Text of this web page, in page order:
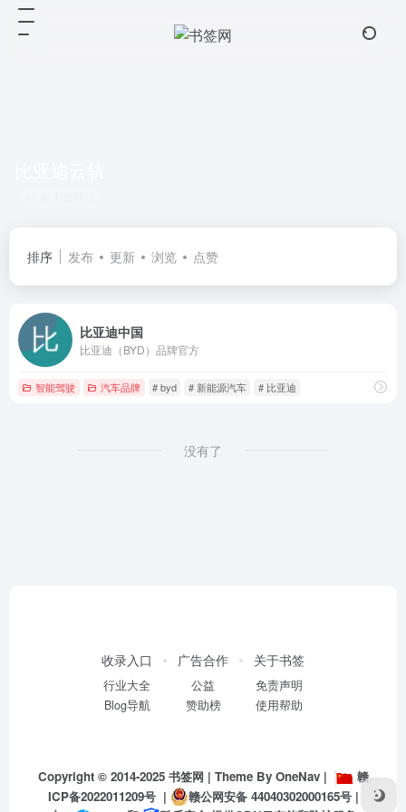
排序 发布 更新 浏览 点赞
比亚迪中国
比亚迪（BYD）品牌官方
智能驾驶 汽车品牌 # byd # 新能源汽车 # 比亚迪
没有了
收录入口
行业大全
Blog导航
广告合作
公益
赞助榜
关于书签
免责声明
使用帮助
Copyright © 2014-2025 书签网 | Theme By OneNav|
赣
ICP备2022011209号| 赣公网安备 44040302000165号|